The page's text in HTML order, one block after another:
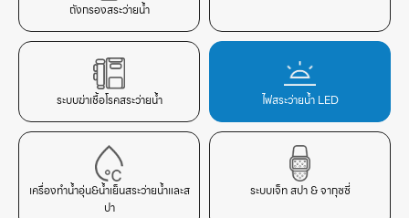
ถังกรองสระว่ายน้ำ
ระบบฆ่าเชื้อโรคสระว่ายน้ำ ไฟสระว่ายน้ำ LED
เครื่องทำน้ำอุ่น&น้ำเย็นสระว่ายน้ำและส
ปา
ระบบเจ็ท สปา & จากุซซี่